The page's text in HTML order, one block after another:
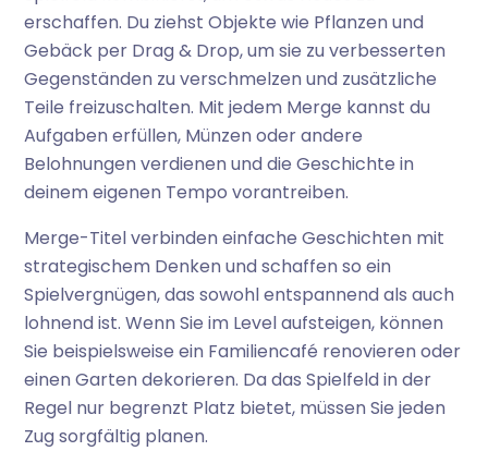
erschaffen. Du ziehst Objekte wie Pflanzen und
Gebäck per Drag & Drop, um sie zu verbesserten
Gegenständen zu verschmelzen und zusätzliche
Teile freizuschalten. Mit jedem Merge kannst du
Aufgaben erfüllen, Münzen oder andere
Belohnungen verdienen und die Geschichte in
deinem eigenen Tempo vorantreiben.
Merge-Titel verbinden einfache Geschichten mit
strategischem Denken und schaffen so ein
Spielvergnügen, das sowohl entspannend als auch
lohnend ist. Wenn Sie im Level aufsteigen, können
Sie beispielsweise ein Familiencafé renovieren oder
einen Garten dekorieren. Da das Spielfeld in der
Regel nur begrenzt Platz bietet, müssen Sie jeden
Zug sorgfältig planen.